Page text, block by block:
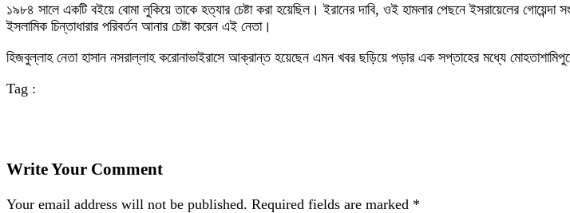
১৯৮৪ সালে একটি বইয়ে বোমা লুকিয়ে তাকে হত্যার চেষ্টা করা হয়েছিল। ইরানের দাবি, ওই হামলার পেছনে ইসরায়েলের
ইসলামিক চিন্তাধারার পরিবর্তন আনার চেষ্টা করেন এই নেতা।
হিজবুল্লাহ নেতা হাসান নসরাল্লাহ করোনাভাইরাসে আক্রান্ত হয়েছেন এমন খবর ছড়িয়ে পড়ার এক সপ্তাহের মধ্যে
Tag :
Write Your Comment
Your email address will not be published. Required fields are marked *